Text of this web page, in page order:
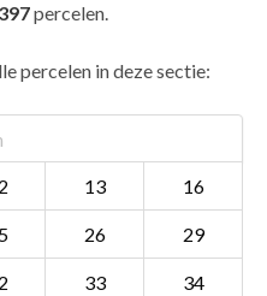
397percelen.
percelen in deze sectie:
13 16
26 29
33 34